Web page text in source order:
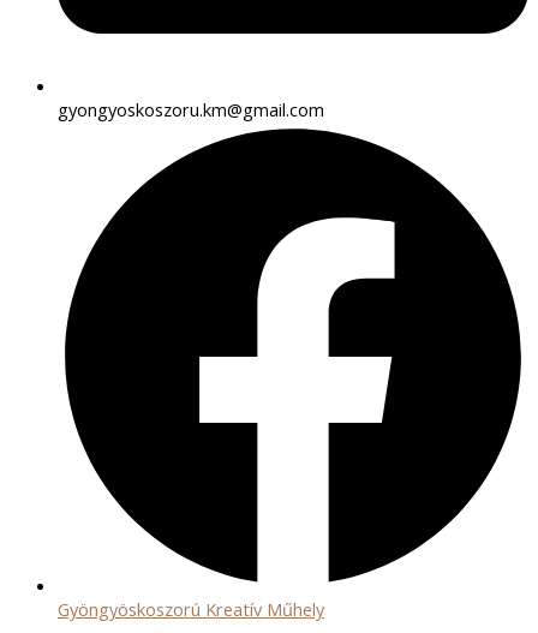
gyongyoskoszoru.km@gmail.com
Gyöngyöskoszorú Kreatív Műhely